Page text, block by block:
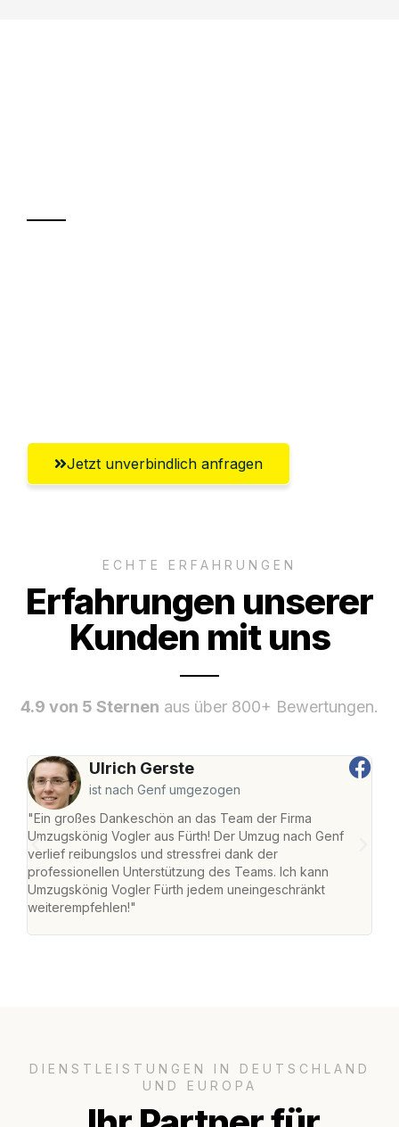
Jetzt unverbindlich anfragen
ECHTE ERFAHRUNGEN
Erfahrungen unserer
Kunden mit uns
4.9 von 5 Sternen aus über 800+ Bewertungen.
Ulrich Gerste
ist nach Genf umgezogen
"Ein großes Dankeschön an das Team der Firma
Umzugskönig Vogler aus Fürth! Der Umzug nach Genf
verlief reibungslos und stressfrei dank der
professionellen Unterstützung des Teams. Ich kann
Umzugskönig Vogler Fürth jedem uneingeschränkt
weiterempfehlen!"
DIENSTLEISTUNGEN IN DEUTSCHLAND
UND EUROPA